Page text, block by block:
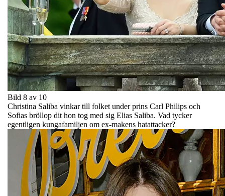
Bild 8 av 10
Christina Saliba vinkar till folket under prins Carl Philips och
Sofias bröllop dit hon tog med sig Elias Saliba. Vad tycker
egentligen kungafamiljen om ex-makens hatattacker?